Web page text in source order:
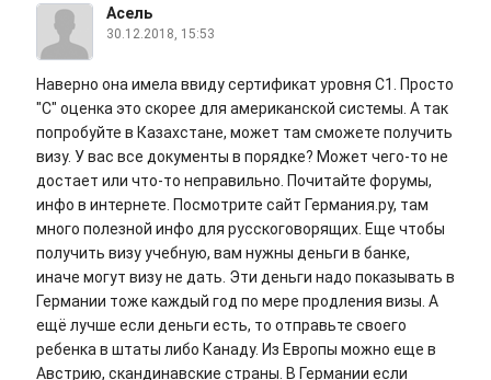
Асель
30.12.2018, 15:53
Наверно она имела ввиду сертификат уровня С1. Просто
"С" оценка это скорее для американской системы. А так
попробуйте в Казахстане, может там сможете получить
визу. У вас все документы в порядке? Может чего-то не
достает или что-то неправильно. Почитайте форумы,
инфо в интернете. Посмотрите сайт Германия.ру, там
много полезной инфо для русскоговорящих. Еще чтобы
получить визу учебную, вам нужны деньги в банке,
иначе могут визу не дать. Эти деньги надо показывать в
Германии тоже каждый год по мере продления визы. А
ещё лучше если деньги есть, то отправьте своего
ребенка в штаты либо Канаду. Из Европы можно еще в
Австрию, скандинавские страны. В Германии если